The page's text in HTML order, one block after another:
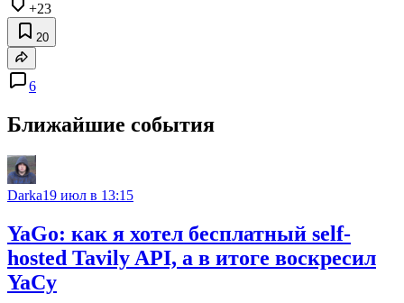
+23
20
6
Ближайшие события
Darka19 июл в 13:15
YaGo: как я хотел бесплатный self-
hosted Tavily API, а в итоге воскресил
YaCy